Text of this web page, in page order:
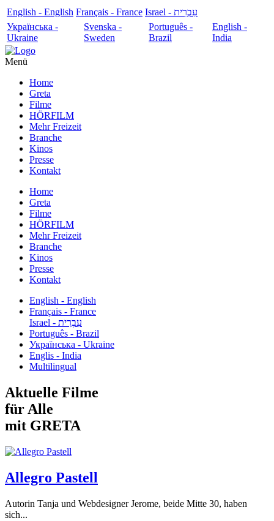
English - English Français - France
עִבְרִית - Israel
Українська -
Ukraine
Svenska -
Sweden
Português -
Brazil
English -
India
Menü
Home
Greta
Filme
HÖRFILM
Mehr Freizeit
Branche
Kinos
Presse
Kontakt
Home
Greta
Filme
HÖRFILM
Mehr Freizeit
Branche
Kinos
Presse
Kontakt
English - English
Français - France
עִבְרִית - Israel
Português - Brazil
Українська - Ukraine
Englis - India
Multilingual
Aktuelle Filme
für Alle
mit GRETA
Allegro Pastell
Autorin Tanja und Webdesigner Jerome, beide Mitte 30, haben
sich...